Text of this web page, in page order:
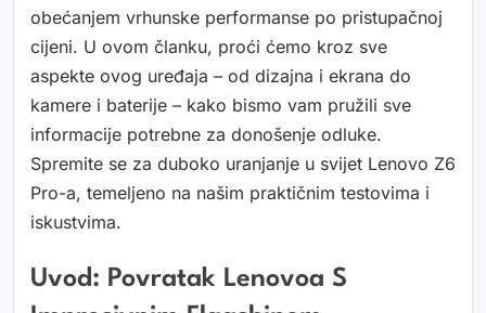
obećanjem vrhunske performanse po pristupačnoj
cijeni. U ovom članku, proći ćemo kroz sve
aspekte ovog uređaja – od dizajna i ekrana do
kamere i baterije – kako bismo vam pružili sve
informacije potrebne za donošenje odluke.
Spremite se za duboko uranjanje u svijet Lenovo Z6
Pro-a, temeljeno na našim praktičnim testovima i
iskustvima.
Uvod: Povratak Lenovoa S